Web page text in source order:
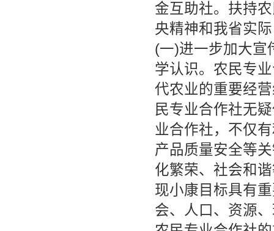
金互助社。扶持
央精神和我省实
(一)进一步加大宣
学认识。农民专
代农业的重要经
民专业合作社无
业合作社，不仅
产品质量安全等
化繁荣、社会和
现小康目标具有
会、人口、资源